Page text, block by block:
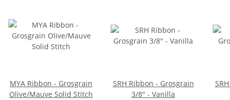
MYA Ribbon - Grosgrain
Olive/Mauve Solid Stitch
SRH Ribbon - Grosgrain
3/8" - Vanilla